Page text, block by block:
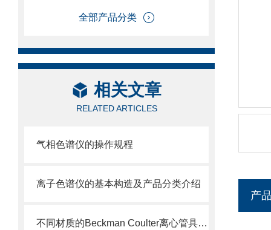
全部产品分类
相关文章
RELATED ARTICLES
气相色谱仪的操作规程
离子色谱仪的基本构造及产品分类介绍
不同材质的Beckman Coulter离心管具有不同的使用特性
产